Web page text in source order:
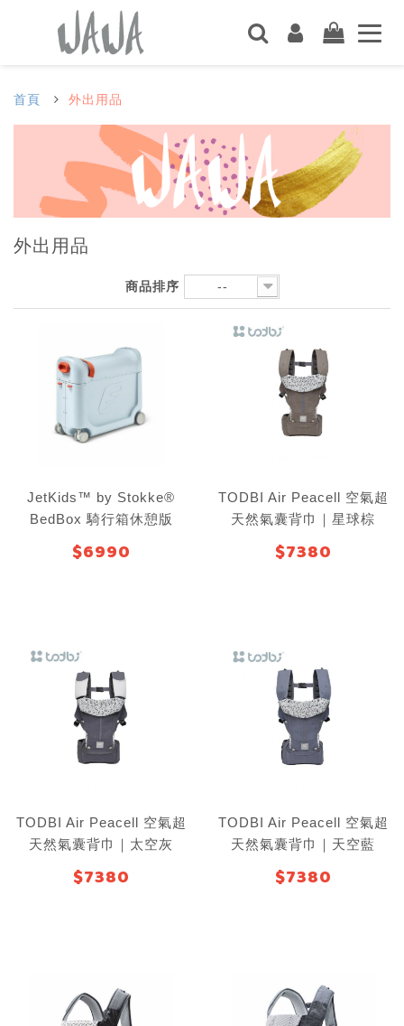
首頁 外出用品
外出用品
商品排序 --
JetKids™ by Stokke®
BedBox 騎行箱休憩版
$6990
TODBI Air Peacell 空氣超
天然氣囊背巾｜星球棕
$7380
TODBI Air Peacell 空氣超
天然氣囊背巾｜太空灰
$7380
TODBI Air Peacell 空氣超
天然氣囊背巾｜天空藍
$7380